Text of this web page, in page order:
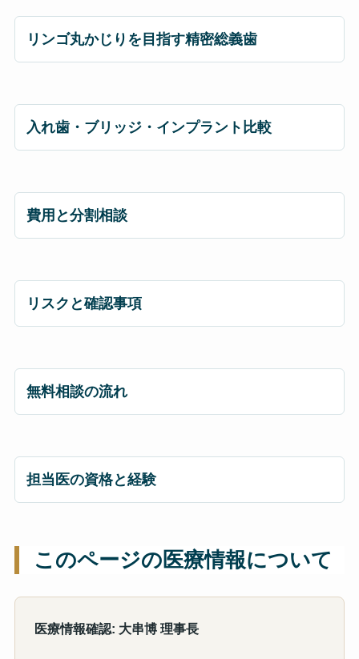
リンゴ丸かじりを目指す精密総義歯
入れ歯・ブリッジ・インプラント比較
費用と分割相談
リスクと確認事項
無料相談の流れ
担当医の資格と経験
このページの医療情報について
医療情報確認: 大串博 理事長